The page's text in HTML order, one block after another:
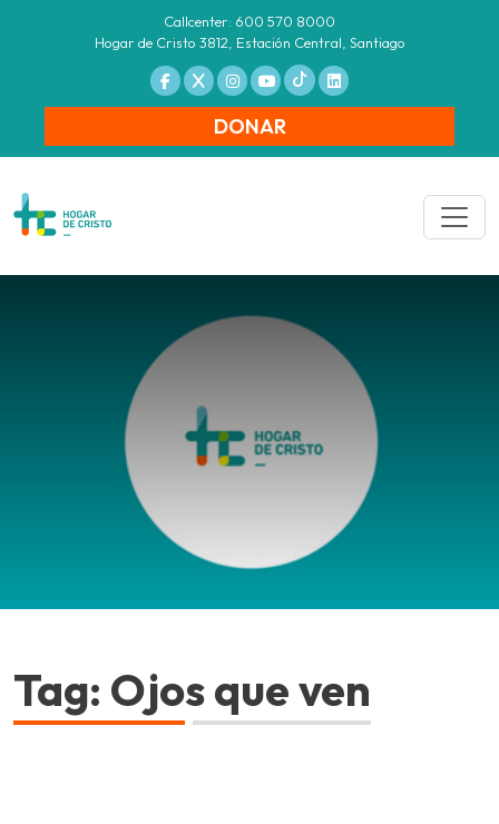
Callcenter: 600 570 8000
Hogar de Cristo 3812, Estación Central, Santiago
DONAR
Tag: Ojos que ven